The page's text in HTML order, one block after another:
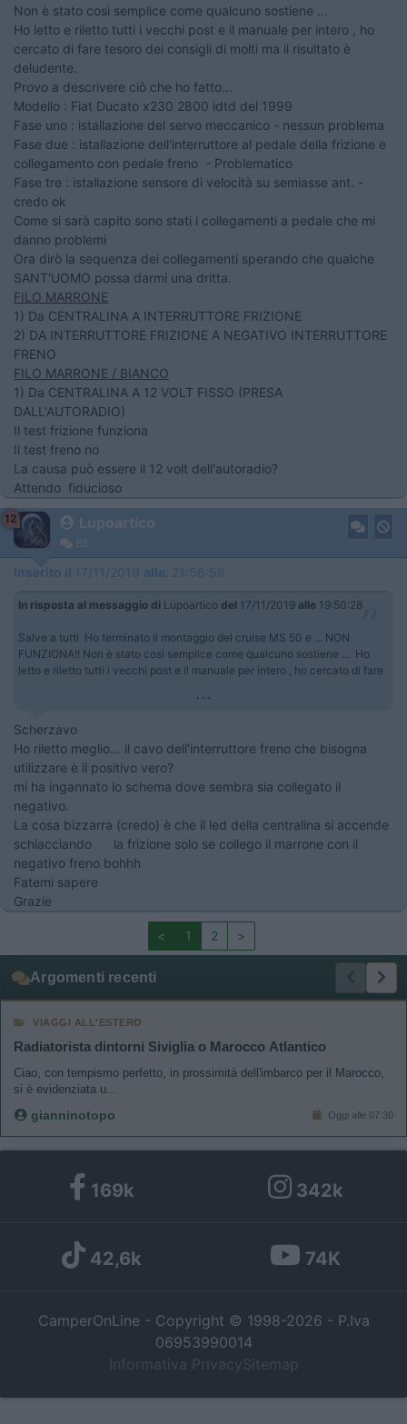
Non è stato così semplice come qualcuno sostiene ...
Ho letto e riletto tutti i vecchi post e il manuale per intero , ho
cercato di fare tesoro dei consigli di molti ma il risultato è
deludente.
Provo a descrivere ciò che ho fatto...
Modello : Fiat Ducato x230 2800 idtd del 1999
Fase uno : istallazione del servo meccanico - nessun problema
Fase due : istallazione dell'interruttore al pedale della frizione e
collegamento con pedale freno - Problematico
Fase tre : istallazione sensore di velocità su semiasse ant. -
credo ok
Come si sarà capito sono stati i collegamenti a pedale che mi
danno problemi
Ora dirò la sequenza dei collegamenti sperando che qualche
SANT'UOMO possa darmi una dritta.
FILO MARRONE
1) Da CENTRALINA A INTERRUTTORE FRIZIONE
2) DA INTERRUTTORE FRIZIONE A NEGATIVO INTERRUTTORE
FRENO
FILO MARRONE / BIANCO
1) Da CENTRALINA A 12 VOLT FISSO (PRESA
DALL'AUTORADIO)
Il test frizione funziona
Il test freno no
La causa può essere il 12 volt dell'autoradio?
Attendo fiducioso
12 Lupoartico
85
Inserito il 17/11/2019 alle: 21:56:58
In risposta al messaggio di Lupoartico del 17/11/2019 alle 19:50:28
Salve a tutti Ho terminato il montaggio del cruise MS 50 e ... NON
FUNZIONA!! Non è stato così semplice come qualcuno sostiene ... Ho
letto e riletto tutti i vecchi post e il manuale per intero , ho cercato di fare
...
Scherzavo
Ho riletto meglio... il cavo dell'interruttore freno che bisogna
utilizzare è il positivo vero?
mi ha ingannato lo schema dove sembra sia collegato il
negativo.
La cosa bizzarra (credo) è che il led della centralina si accende
schiacciando la frizione solo se collego il marrone con il
negativo freno bohhh
Fatemi sapere
Grazie
< 1 2 >
Argomenti recenti
VIAGGI ALL'ESTERO
Radiatorista dintorni Siviglia o Marocco Atlantico
Ciao, con tempismo perfetto, in prossimità dell'imbarco per il Marocco,
si è evidenziata u...
gianninotopo Oggi alle 07:30
169k 342k
42,6k 74K
CamperOnLine - Copyright © 1998-2026 - P.Iva
06953990014
Informativa Privacy Sitemap